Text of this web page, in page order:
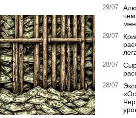
29/07
29/07
28/07
28/07